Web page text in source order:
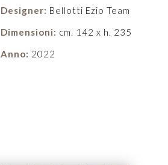
Designer: Bellotti Ezio Team
Dimensioni: cm. 142 x h. 235
Anno: 2022